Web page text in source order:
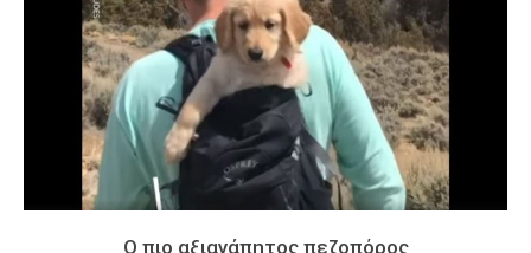
Ο πιο αξιαγάπητος πεζοπόρος